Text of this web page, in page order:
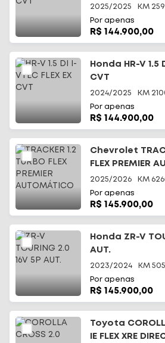
2025/2025 KM
Por apenas
R$ 144.900,00
Honda HR-V 1.5
CVT
2024/2025 KM
Por apenas
R$ 144.900,00
Chevrolet
FLEX PREMIER
2025/2026 KM
Por apenas
R$ 145.900,00
Honda ZR-V
AUT.
2023/2024 KM
Por apenas
R$ 145.900,00
Toyota
IE FLEX XRE